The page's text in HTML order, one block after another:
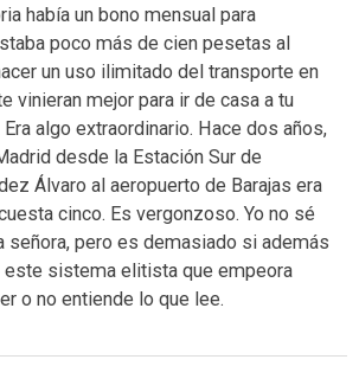
había un bono mensual para
poco más de cien pesetas al
un uso ilimitado del transporte en
vinieran mejor para ir de casa a tu
algo extraordinario. Hace dos años,
desde la Estación Sur de
Álvaro al aeropuerto de Barajas era
cinco. Es vergonzoso. Yo no sé
señora, pero es demasiado si además
este sistema elitista que empeora
o no entiende lo que lee.